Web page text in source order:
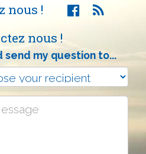
nous !
nous !
send my question to...